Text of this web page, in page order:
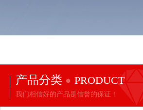
产品分类 PRODUCT
我们相信好的产品是信誉的保证！